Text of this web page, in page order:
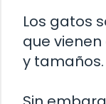
Los gatos
que
y tamaños.